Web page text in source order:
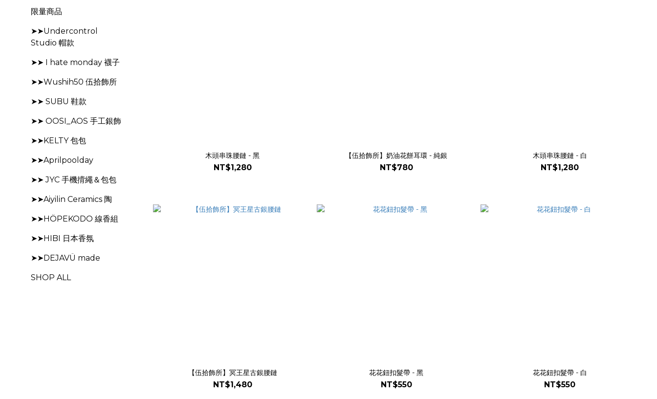
限量商品
➤➤Undercontrol
Studio 帽款
➤➤ I hate monday 襪子
➤➤Wushih50 伍拾飾所
➤➤ SUBU 鞋款
➤➤ OOSI_AOS 手工銀飾
➤➤KELTY 包包
➤➤Aprilpoolday
➤➤ JYC 手機揹繩＆包包
➤➤Aiyilin Ceramics 陶
➤➤HÖPEKODO 線香組
➤➤HIBI 日本香氛
➤➤DEJAVÜ made
SHOP ALL
木頭串珠腰鏈 - 黑
NT$1,280
【伍拾飾所】奶油花餅耳環 - 純銀
NT$780
木頭串珠腰鏈 - 白
NT$1,280
【伍拾飾所】冥王星古銀腰鏈
NT$1,480
花花鈕扣髮帶 - 黑
NT$550
花花鈕扣髮帶 - 白
NT$550